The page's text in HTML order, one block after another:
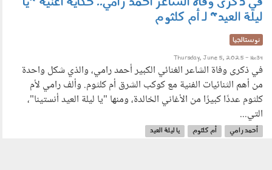
ليلة العيد" لـ أم كلثوم
نوستالجيا
Thursday, June 5, 2025 - 16:34
في ذكرى وفاة الشاعر الغنائي الكبير أحمد رامي، والذي شكل واحدة
من أهم الثنائيات الفنية مع كوكب الشرق أم كلثوم. وألف رامي لأم
كلثوم عددًا كبيرًا من الأغاني الخالدة، ومنها "يا ليلة العيد أنستينا"،
التي...
أحمد رامي أم كلثوم يا ليلة العيد